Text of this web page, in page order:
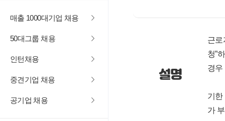
매출 1000대기업 채용
50대그룹 채용
인턴채용
중견기업 채용
공기업 채용
설명
근로
청”
경우
기한
가